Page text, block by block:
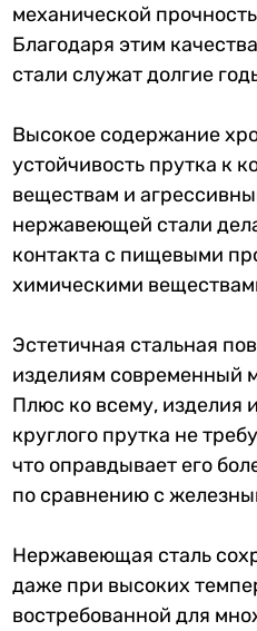
механической
Благодаря этим
стали служат долгие
Высокое содержание
устойчивость прутка к
веществам и
нержавеющей стали
контакта с пищевыми
химическими
Эстетичная стальная
изделиям современный
Плюс ко всему, изделия
круглого прутка не
что оправдывает его
по сравнению с
Нержавеющая сталь
даже при высоких
востребованной для